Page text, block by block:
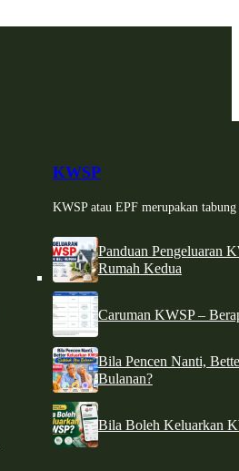
KWSP
KWSP atau EPF merupakan
Panduan Pengeluaran
Rumah Kedua
Caruman KWSP –
Bila Pencen Nanti,
Bulanan?
Bila Boleh Keluarkan